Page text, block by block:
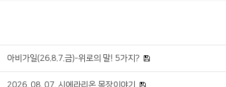
아비가일(26.8.7.금)-위로의 말! 5가지?
2026. 08. 07. 시에라리온 목장이야기